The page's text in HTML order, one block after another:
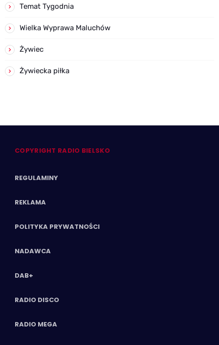
Temat Tygodnia
Wielka Wyprawa Maluchów
Żywiec
Żywiecka piłka
COPYRIGHT RADIO BIELSKO
REGULAMINY
REKLAMA
POLITYKA PRYWATNOŚCI
NADAWCA
DAB+
RADIO DISCO
RADIO MEGA